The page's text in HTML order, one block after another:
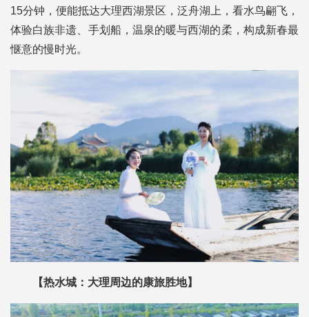
15分钟，便能抵达大理西湖景区，泛舟湖上，看水鸟翩飞，
体验白族非遗、手划船，温泉的暖与西湖的柔，构成新春最
惬意的慢时光。
【热水城：大理周边的康旅胜地】